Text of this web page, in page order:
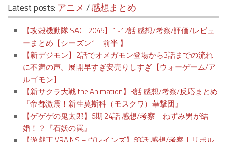
Latest posts: アニメ /感想まとめ
【攻殻機動隊 SAC_2045】1~12話 感想/考察/評価/レビュ
ーまとめ【シーズン1｜前半 】
【新デジモン】2話でオメガモン登場から3話までの流れ
に不満の声。展開早すぎ安売りしすぎ【ウォーゲーム/ア
ルゴモン】
【新サクラ大戦 the Animation】3話 感想/考察/反応まとめ
『帝都激震！新生莫斯科（モスクワ）華撃団』
【ゲゲゲの鬼太郎】6期 24話 感想/考察｜ねずみ男が結
婚！？『石妖の罠』